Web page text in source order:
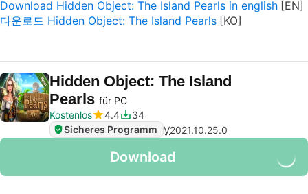
Download Hidden Object: The Island Pearls in english
다운로드 Hidden Object: The Island Pearls
Hidden Object: The Island
Pearls für PC
Kostenlos
4.4
34
Sicheres Programm V2021.10.25.0
Download